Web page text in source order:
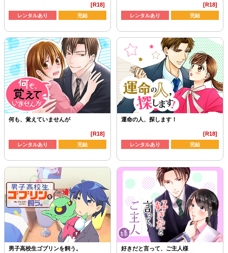
[R18]
レンタルあり 完結
[R18]
レンタルあり 完結
何も、覚えていませんが
[R18]
レンタルあり 完結
運命の人、探します！
[R18]
レンタルあり 完結
男子高校生ゴブリンを飼う。 好きだと言って、ご主人様